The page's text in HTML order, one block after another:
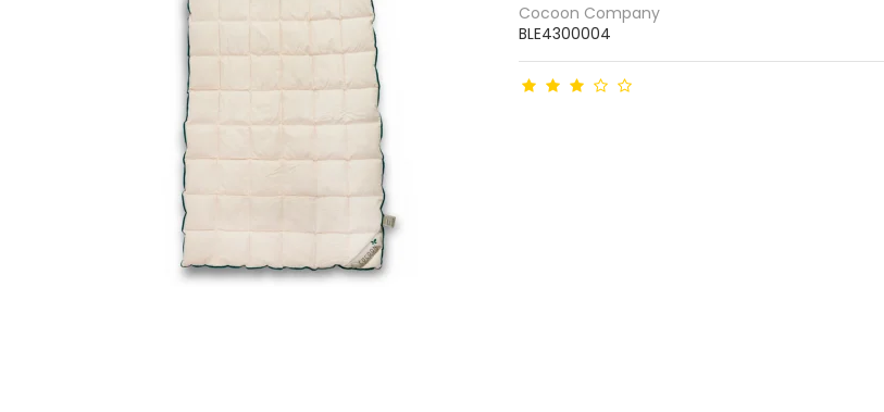
Cocoon Company
BLE4300004